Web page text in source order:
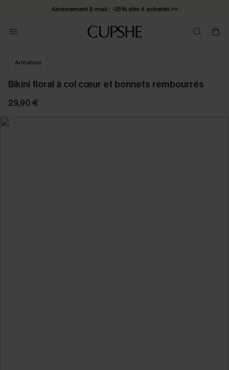
Abonnement E-mail : -25% dès 4 achetés >>
Armature
Bikini floral à col cœur et bonnets rembourrés
29,90 €